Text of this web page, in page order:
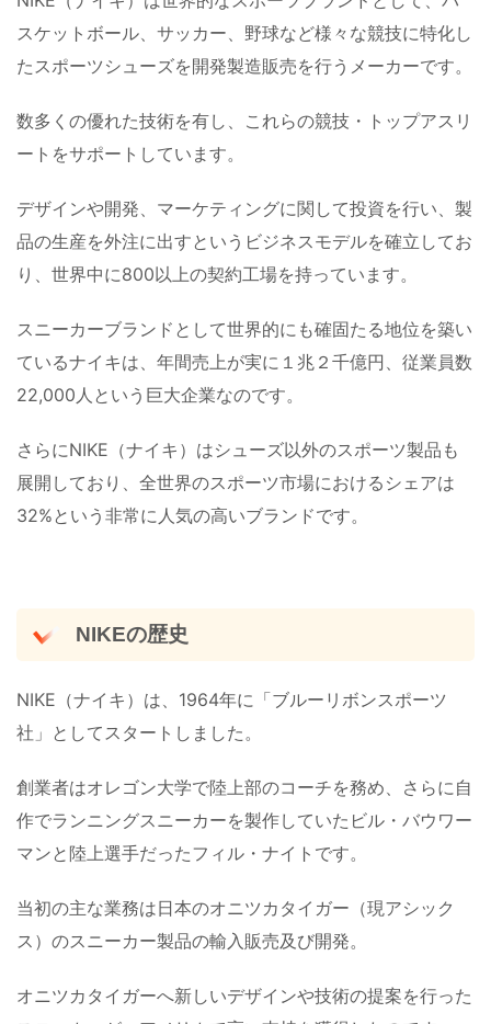
スケットボール、サッカー、野球など様々な競技に特化し
たスポーツシューズを開発製造販売を行うメーカーです。
数多くの優れた技術を有し、これらの競技・トップアスリ
ートをサポートしています。
デザインや開発、マーケティングに関して投資を行い、製
品の生産を外注に出すというビジネスモデルを確立してお
り、世界中に800以上の契約工場を持っています。
スニーカーブランドとして世界的にも確固たる地位を築い
ているナイキは、年間売上が実に１兆２千億円、従業員数
22,000人という巨大企業なのです。
さらにNIKE（ナイキ）はシューズ以外のスポーツ製品も
展開しており、全世界のスポーツ市場におけるシェアは
32%という非常に人気の高いブランドです。
NIKEの歴史
NIKE（ナイキ）は、1964年に「ブルーリボンスポーツ
社」としてスタートしました。
創業者はオレゴン大学で陸上部のコーチを務め、さらに自
作でランニングスニーカーを製作していたビル・バウワー
マンと陸上選手だったフィル・ナイトです。
当初の主な業務は日本のオニツカタイガー（現アシック
ス）のスニーカー製品の輸入販売及び開発。
オニツカタイガーへ新しいデザインや技術の提案を行った